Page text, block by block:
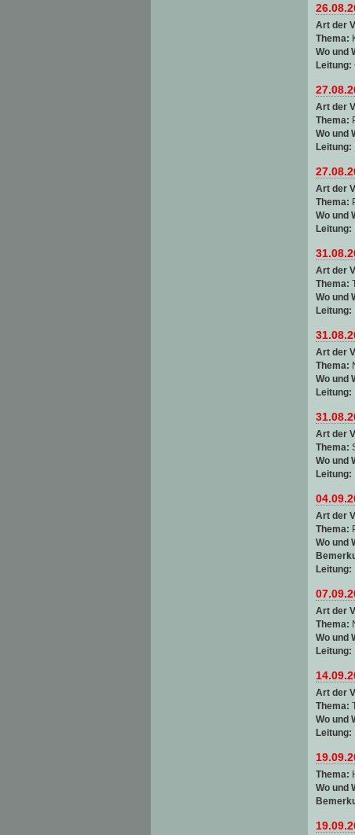
Art der
Thema:
Wo und
Leitung:
Art der
Thema:
Wo und
Leitung:
Art der
Thema:
Wo und
Leitung:
Art der
Thema:
Wo und
Leitung:
Art der
Thema:
Wo und
Leitung:
Art der
Thema:
Wo und
Leitung:
Art der
Thema:
Wo und
Leitung:
Art der
Thema:
Wo und
Leitung:
Art der
Thema:
Wo und
Leitung:
Thema:
Wo und